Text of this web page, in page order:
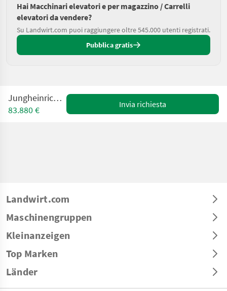
Hai Macchinari elevatori e per magazzino / Carrelli
elevatori da vendere?
Su Landwirt.com puoi raggiungere oltre 545.000 utenti registrati.
Pubblica gratis
Jungheinrich EFG 550
83.880 €
Invia richiesta
Landwirt.com
Maschinengruppen
Kleinanzeigen
Top Marken
Länder